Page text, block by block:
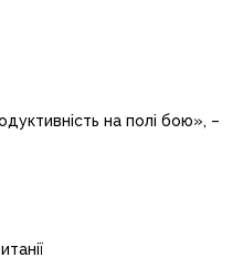
на полі бою», –